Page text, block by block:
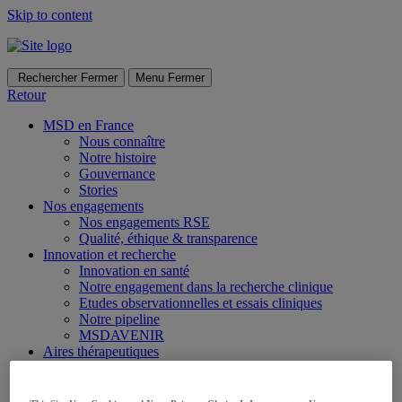
Skip to content
Rechercher Fermer Menu Fermer
Retour
MSD en France
Nous connaître
Notre histoire
Gouvernance
Stories
Nos engagements
Nos engagements RSE
Qualité, éthique & transparence
Innovation et recherche
Innovation en santé
Notre engagement dans la recherche clinique
Etudes observationnelles et essais cliniques
Notre pipeline
MSDAVENIR
Aires thérapeutiques